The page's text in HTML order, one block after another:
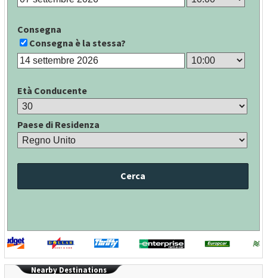
Consegna
Consegna è la stessa?
Età Conducente
Paese di Residenza
Cerca
Nearby Destinations